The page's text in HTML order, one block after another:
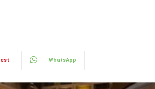
WhatsApp